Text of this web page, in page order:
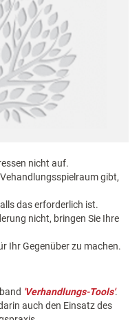
nicht auf.
gibt,
das erforderlich ist.
nicht, bringen Sie Ihre
Ihr Gegenüber zu machen.
'Verhandlungs-Tools'.
auch den Einsatz des